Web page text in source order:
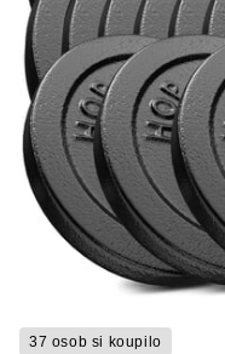
37 osob si koupilo